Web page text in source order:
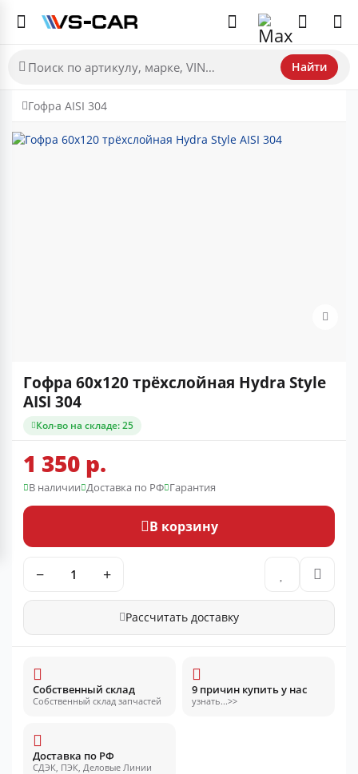
Найти
Гофра AISI 304
Гофра 60x120 трёхслойная Hydra Style
AISI 304
Кол-во на складе: 25
1 350 р.
В наличии Доставка по РФ Гарантия
В корзину
− +
Рассчитать доставку
Собственный склад
Собственный склад запчастей
9 причин купить у нас
узнать...>>
Доставка по РФ
СДЭК, ПЭК, Деловые Линии